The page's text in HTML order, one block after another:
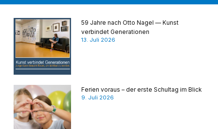
59 Jahre nach Otto Nagel — Kunst
verbindet Generationen
13. Juli 2026
Ferien voraus – der erste Schultag im Blick
9. Juli 2026